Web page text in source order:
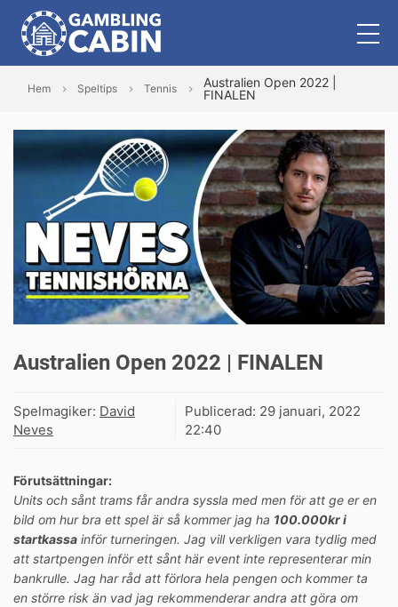
Hem Speltips Tennis
Australien Open 2022 |
FINALEN
Australien Open 2022 | FINALEN
Spelmagiker: David
Neves
Publicerad: 29 januari, 2022
22:40
Förutsättningar:
Units och sånt trams får andra syssla med men för att ge er en
bild om hur bra ett spel är så kommer jag ha 100.000kr i
startkassa inför turneringen. Jag vill verkligen vara tydlig med
att startpengen inför ett sånt här event inte representerar min
bankrulle. Jag har råd att förlora hela pengen och kommer ta
en större risk än vad jag rekommenderar andra att göra om